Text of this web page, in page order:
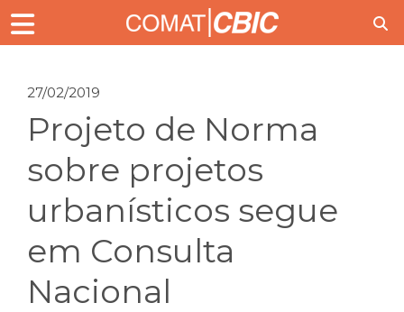
27/02/2019
Projeto de Norma
sobre projetos
urbanísticos segue
em Consulta
Nacional